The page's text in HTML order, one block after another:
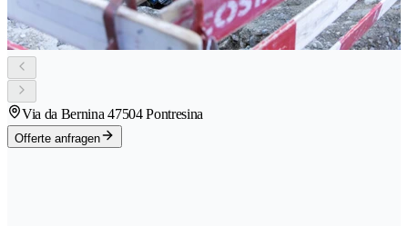
Via da Bernina 47504 Pontresina
Offerte anfragen